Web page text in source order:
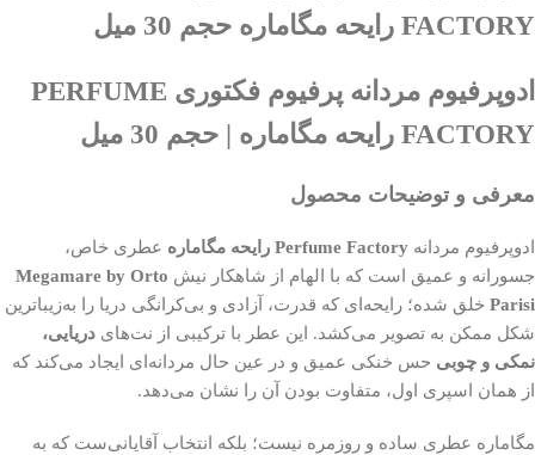
FACTORY رایحه مگاماره حجم 30 میل
ادوپرفیوم مردانه پرفیوم فکتوری PERFUME
FACTORY رایحه مگاماره | حجم 30 میل
معرفی و توضیحات محصول
ادوپرفیوم مردانه Perfume Factory رایحه مگاماره
عطری خاص،
جسورانه و عمیق است که با الهام از شاهکار نیش Megamare by Orto
Parisi خلق شده؛ رایحه‌ای که قدرت، آزادی و بی‌کرانگی دریا را به‌زیباترین
شکل ممکن به تصویر می‌کشد. این عطر با ترکیبی از نت‌های دریایی،
نمکی و چوبی حس خنکی عمیق و در عین حال مردانه‌ای ایجاد می‌کند که
از همان اسپری اول، متفاوت بودن آن را نشان می‌دهد.
مگاماره عطری ساده و روزمره نیست؛ بلکه انتخاب آقایانی‌ست که به